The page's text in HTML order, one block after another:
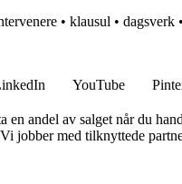
• klausul • dagsverk •
YouTube
andel av salget når du
jobber med tilknyttede